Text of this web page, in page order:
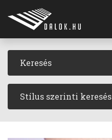
Stílus szerinti keresés